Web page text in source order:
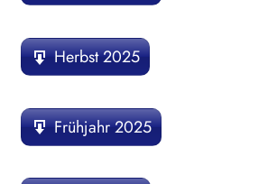
Herbst 2025
Frühjahr 2025